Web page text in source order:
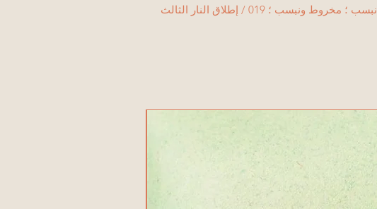
نبسب ؛ مخروط ونبسب ؛ 019 / إطلاق النار الثالث